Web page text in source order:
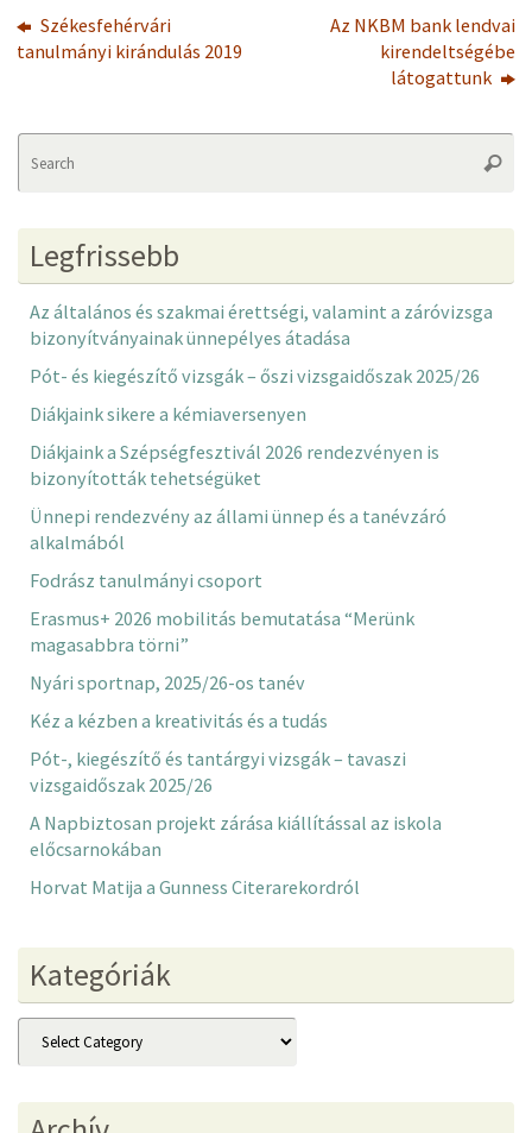
Székesfehérvári
tanulmányi kirándulás 2019
Az NKBM bank lendvai
kirendeltségébe
látogattunk
Legfrissebb
Az általános és szakmai érettségi, valamint a záróvizsga
bizonyítványainak ünnepélyes átadása
Pót- és kiegészítő vizsgák – őszi vizsgaidőszak 2025/26
Diákjaink sikere a kémiaversenyen
Diákjaink a Szépségfesztivál 2026 rendezvényen is
bizonyították tehetségüket
Ünnepi rendezvény az állami ünnep és a tanévzáró
alkalmából
Fodrász tanulmányi csoport
Erasmus+ 2026 mobilitás bemutatása “Merünk
magasabbra törni”
Nyári sportnap, 2025/26-os tanév
Kéz a kézben a kreativitás és a tudás
Pót-, kiegészítő és tantárgyi vizsgák – tavaszi
vizsgaidőszak 2025/26
A Napbiztosan projekt zárása kiállítással az iskola
előcsarnokában
Horvat Matija a Gunness Citerarekordról
Kategóriák
Kategóriák